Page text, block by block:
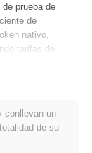
prueba de
de
nativo,
tarifas de
en las
elementos
los usuarios y
en la
como
conllevan un
de su